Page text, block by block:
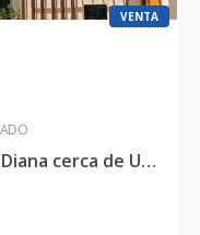
VENTA
Venta Villa de 2 niveles en La Diana cerca de Unidos